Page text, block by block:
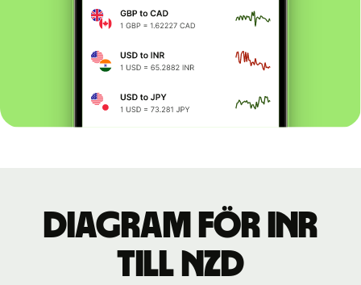
Diagram för INR
till NZD